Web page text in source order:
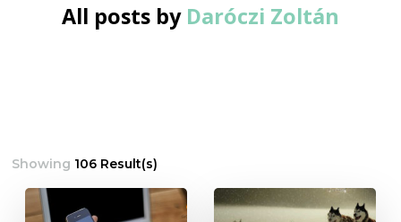
All posts by Daróczi Zoltán
Showing 106 Result(s)